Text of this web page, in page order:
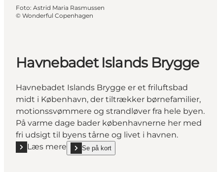
Foto: Astrid Maria Rasmussen
© Wonderful Copenhagen
Havnebadet Islands Brygge
Havnebadet Islands Brygge er et friluftsbad
midt i København, der tiltrækker børnefamilier,
motionssvømmere og strandløver fra hele byen.
På varme dage bader københavnerne her med
fri udsigt til byens tårne og livet i havnen.
Læs mere
Læs mere "Havnebadet Islands Brygge"
Se på kort
show Havnebadet Islands Brygge on_map